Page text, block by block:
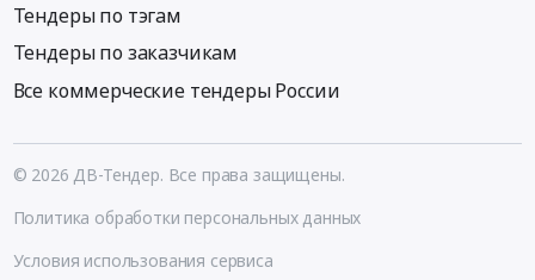
Тендеры по тэгам
Тендеры по заказчикам
Все коммерческие тендеры России
© 2026 ДВ-Тендер. Все права защищены.
Политика обработки персональных данных
Условия использования сервиса